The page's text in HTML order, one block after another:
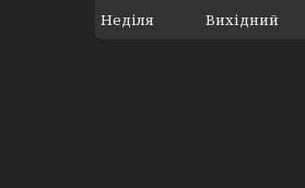
Неділя
Вихідний